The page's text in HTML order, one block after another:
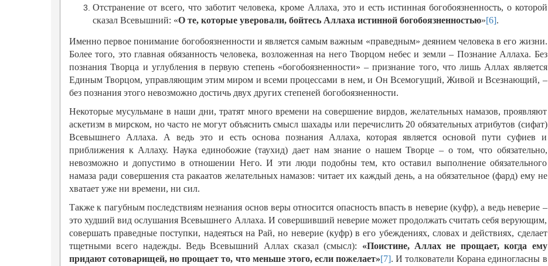
Отстранение от всего, что заботит человека, кроме Аллаха, это и есть истинная богобоязненность, о которой
сказал Всевышний: «О те, которые уверовали, бойтесь Аллаха истинной богобоязненностью»[6].
Именно первое понимание богобоязненности и является самым важным «праведным» деянием человека в его жизни.
Более того, это главная обязанность человека, возложенная на него Творцом небес и земли – Познание Аллаха. Без
познания Творца и углубления в первую степень «богобоязненности» – признание того, что лишь Аллах является
Единым Творцом, управляющим этим миром и всеми процессами в нем, и Он Всемогущий, Живой и Всезнающий, –
без познания этого невозможно достичь двух других степеней богобоязненности.
Некоторые мусульмане в наши дни, тратят много времени на совершение вирдов, желательных намазов, проявляют
аскетизм в мирском, но часто не могут объяснить смысл шахады или перечислить 20 обязательных атрибутов (сифат)
Всевышнего Аллаха. А ведь это и есть основа познания Аллаха, которая является основой пути суфиев и
приближения к Аллаху. Наука единобожие (таухид) дает нам знание о нашем Творце – о том, что обязательно,
невозможно и допустимо в отношении Него. И эти люди подобны тем, кто оставил выполнение обязательного
намаза ради совершения ста ракаатов желательных намазов: читает их каждый день, а на обязательное (фард) ему не
хватает уже ни времени, ни сил.
Также к пагубным последствиям незнания основ веры относится опасность впасть в неверие (куфр), а ведь неверие –
это худший вид ослушания Всевышнего Аллаха. И совершивший неверие может продолжать считать себя верующим,
совершать праведные поступки, надеяться на Рай, но неверие (куфр) в его убеждениях, словах и действиях, сделает
тщетными всего надежды. Ведь Всевышний Аллах сказал (смысл): «Поистине, Аллах не прощает, когда ему
придают сотоварищей, но прощает то, что меньше этого, если пожелает»[7]. И толкователи Корана единогласны в